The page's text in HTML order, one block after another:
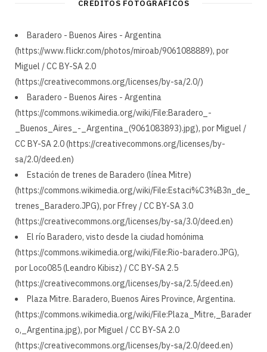
CRÉDITOS FOTOGRÁFICOS
Baradero - Buenos Aires - Argentina
(https://www.flickr.com/photos/miroab/9061088889), por
Miguel / CC BY-SA 2.0
(https://creativecommons.org/licenses/by-sa/2.0/)
Baradero - Buenos Aires - Argentina
(https://commons.wikimedia.org/wiki/File:Baradero_-
_Buenos_Aires_-_Argentina_(9061083893).jpg), por Miguel /
CC BY-SA 2.0 (https://creativecommons.org/licenses/by-
sa/2.0/deed.en)
Estación de trenes de Baradero (línea Mitre)
(https://commons.wikimedia.org/wiki/File:Estaci%C3%B3n_de_
trenes_Baradero.JPG), por Ffrey / CC BY-SA 3.0
(https://creativecommons.org/licenses/by-sa/3.0/deed.en)
El río Baradero, visto desde la ciudad homónima
(https://commons.wikimedia.org/wiki/File:Rio-baradero.JPG),
por Loco085 (Leandro Kibisz) / CC BY-SA 2.5
(https://creativecommons.org/licenses/by-sa/2.5/deed.en)
Plaza Mitre. Baradero, Buenos Aires Province, Argentina.
(https://commons.wikimedia.org/wiki/File:Plaza_Mitre,_Barader
o,_Argentina.jpg), por Miguel / CC BY-SA 2.0
(https://creativecommons.org/licenses/by-sa/2.0/deed.en)